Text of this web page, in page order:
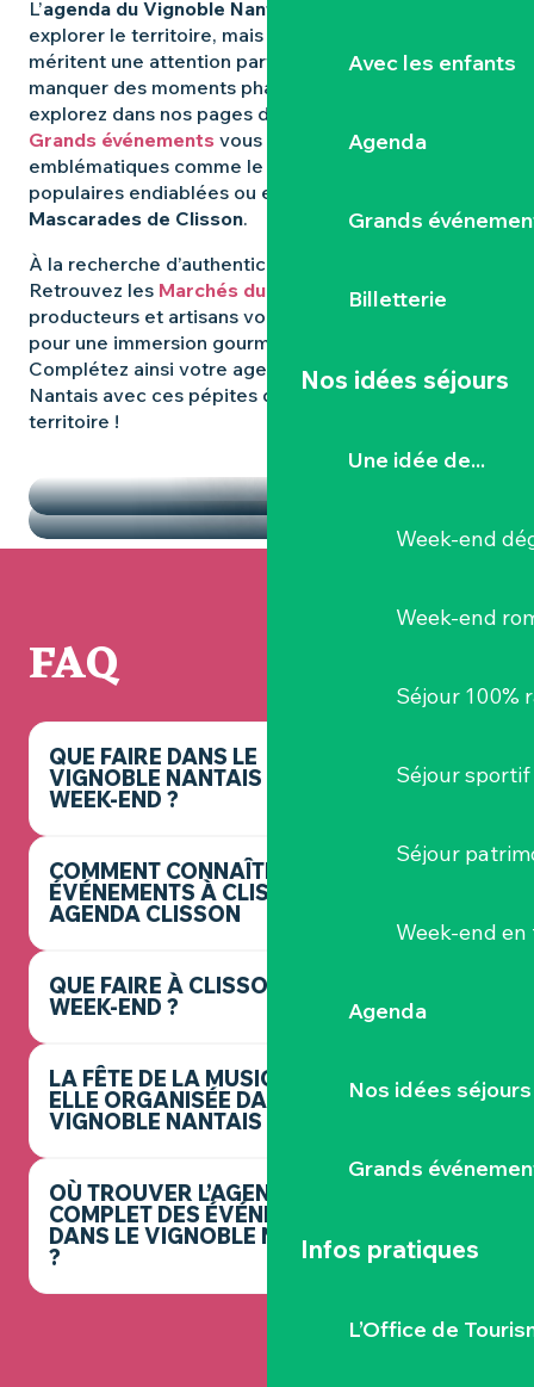
Avec les enfants
Agenda
Grands
Billetterie
Nos idées séjours
Une idée de...
Week-end
Week-end
Séjour 100%
Séjour sportif
Séjour
Week-end
Agenda
Nos idées séjours
Grands
Infos pratiques
L’Office de
L’agenda du Vignoble Nantais
explorer le territoire, mais certaines expériences
méritent une attention particulière. Pour ne rien
manquer des moments phares qui animent la région,
explorez dans nos pages dédiées : les
Grands événements vous révèlent les rendez-vous
emblématiques comme le
populaires endiablées ou encore les mystérieuses
Mascarades de Clisson.
À la recherche d’authenticité et de
Retrouvez les Marchés du Vignoble Nantais, où
producteurs et artisans vous donnent rendez-vous
pour une immersion gourmande et conviviale.
Complétez ainsi votre agenda dans le Vignoble
Nantais avec ces pépites qui font la richesse du
territoire !
LES MARCHÉS
FAQ
QUE FAIRE DANS LE
VIGNOBLE NANTAIS CE
WEEK-END ?
COMMENT CONNAÎTRE LES
ÉVÉNEMENTS À CLISSON ? -
AGENDA CLISSON
QUE FAIRE À CLISSON CE
WEEK-END ?
LA FÊTE DE LA MUSIQUE EST-
ELLE ORGANISÉE DANS LE
VIGNOBLE NANTAIS ?
OÙ TROUVER L’AGENDA
COMPLET DES ÉVÉNEMENTS
DANS LE VIGNOBLE NANTAIS
?